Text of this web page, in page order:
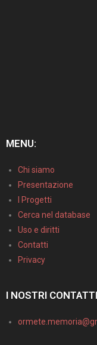
MENU:
Chi siamo
Presentazione
I Progetti
Cerca nel database
Uso e diritti
Contatti
Privacy
I NOSTRI